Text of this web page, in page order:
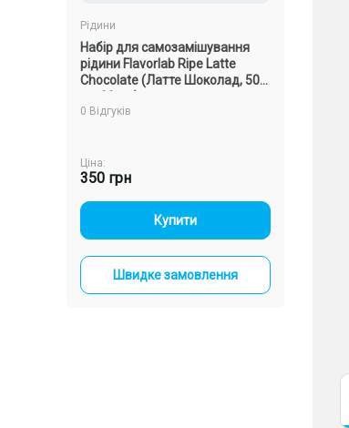
Рідини
Набір для самозамішування
рідини Flavorlab Ripe Latte
Chocolate (Латте Шоколад, 50
0 Відгуків
Ціна:
350 грн
Купити
Швидке замовлення